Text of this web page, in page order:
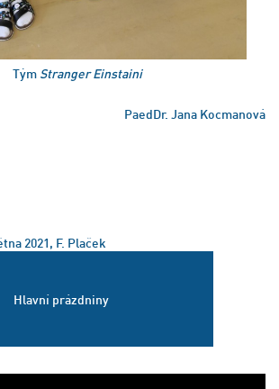
Tým Stranger Einstaini
PaedDr. Jana Kocmanová
2021, F. Plaček
Hlavní prázdniny